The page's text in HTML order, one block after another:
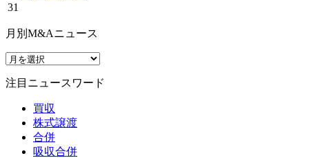
31
月別M&Aニュース
注目ニュースワード
買収
株式譲渡
合併
吸収合併